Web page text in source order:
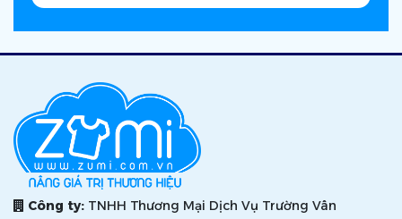
Công ty: TNHH Thương Mại Dịch Vụ Trường Vân